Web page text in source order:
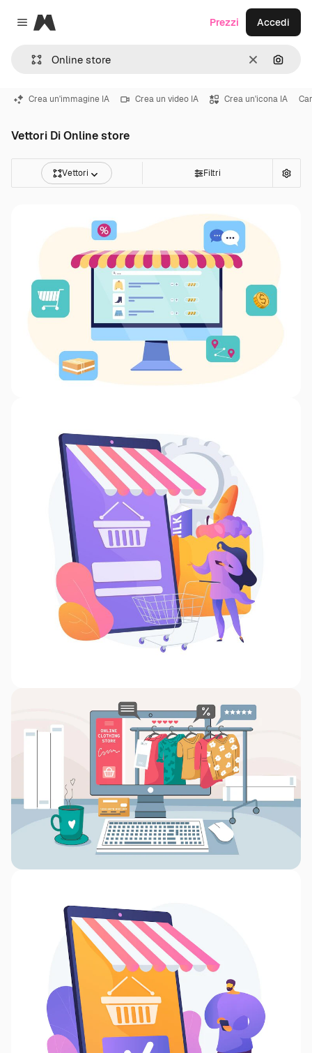
Close menu
Magnific
CancellaCerca
Prezzi Accedi
Crea un'immagine IA Crea un video IA Crea un'icona IA
Vettori Di Online store
Vettori Filtri